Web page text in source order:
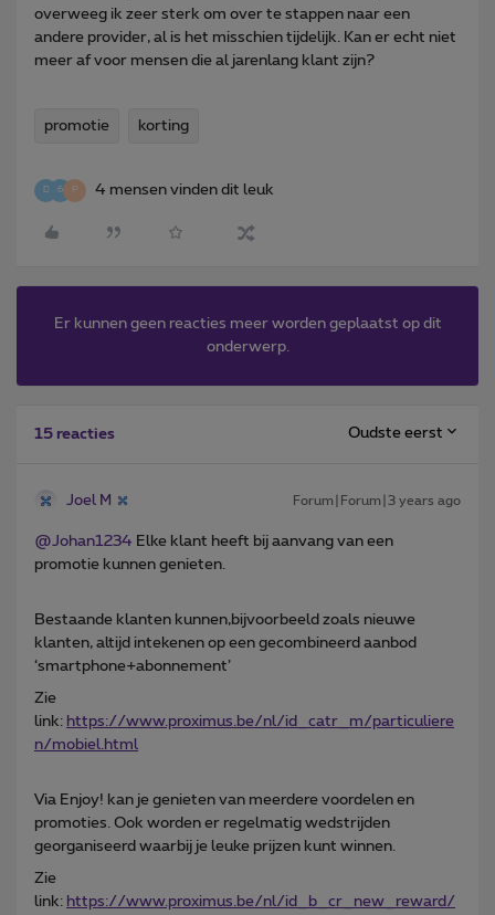
overweeg ik zeer sterk om over te stappen naar een
andere provider, al is het misschien tijdelijk. Kan er echt niet
meer af voor mensen die al jarenlang klant zijn?
promotie korting
D 6 P 4 mensen vinden dit leuk
Er kunnen geen reacties meer worden geplaatst op dit
onderwerp.
15 reacties Oudste eerst
Joel M Forum|Forum|3 years ago
@Johan1234 Elke klant heeft bij aanvang van een
promotie kunnen genieten.
Bestaande klanten kunnen,bijvoorbeeld zoals nieuwe
klanten, altijd intekenen op een gecombineerd aanbod
‘smartphone+abonnement’
Zie
link: https://www.proximus.be/nl/id_catr_m/particuliere
n/mobiel.html
Via Enjoy! kan je genieten van meerdere voordelen en
promoties. Ook worden er regelmatig wedstrijden
georganiseerd waarbij je leuke prijzen kunt winnen.
Zie
link: https://www.proximus.be/nl/id_b_cr_new_reward/